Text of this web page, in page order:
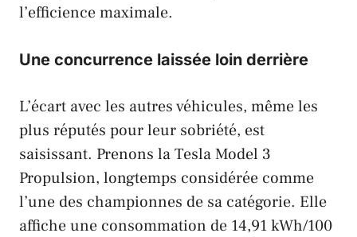
l’efficience maximale.
Une concurrence laissée loin derrière
L’écart avec les autres véhicules, même les
plus réputés pour leur sobriété, est
saisissant. Prenons laTesla Model 3
Propulsion, longtemps considérée comme
l’une des championnes de sa catégorie. Elle
affiche une consommation de 14,91 kWh/100